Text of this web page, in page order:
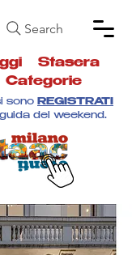
Search
Stasera
Categorie
sono REGISTRATI
del weekend.